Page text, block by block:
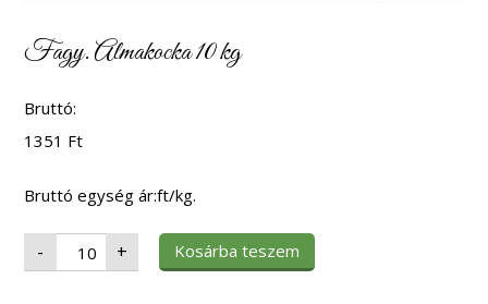
Fagy. Almakocka 10 kg
Bruttó:
1351 Ft
Bruttó egység ár:ft/kg.
- Fagy.
Almakocka
10
+ Kosárba teszem